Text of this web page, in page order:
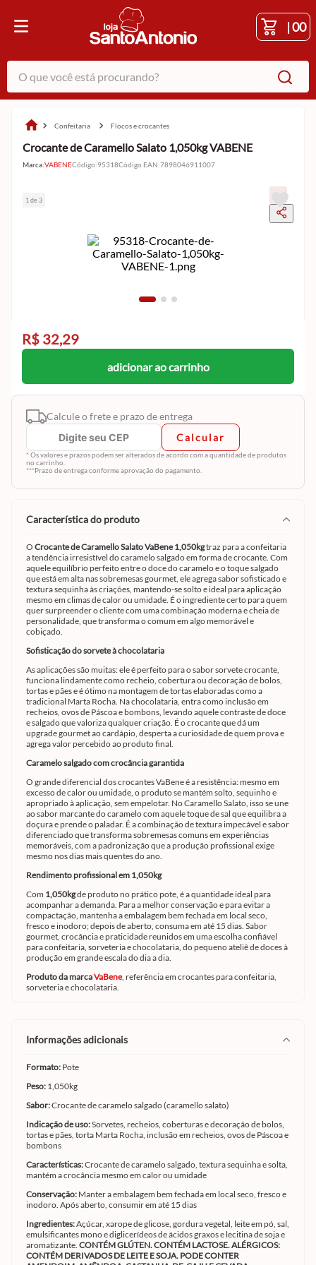
|00
O que você está procurando?
confeitaria flocos e crocantes
Crocante de Caramello Salato 1,050kg VABENE
Marca:VABENECódigo:95318Código EAN:7898046911007
1 de 3
R$ 32,29
adicionar ao carrinho
Calcule o frete e prazo de entrega
Calcular
* Os valores e prazos podem ser alterados de acordo com a quantidade de produtos
no carrinho.
***Prazo de entrega conforme aprovação do pagamento.
característica do produto
O Crocante de Caramello Salato VaBene 1,050kgtraz para a confeitaria
a tendência irresistível do caramelo salgado em forma de crocante. Com
aquele equilíbrio perfeito entre o doce do caramelo e o toque salgado
que está em alta nas sobremesas gourmet, ele agrega sabor sofisticado e
textura sequinha às criações, mantendo-se solto e ideal para aplicação
mesmo em climas de calor ou umidade. É o ingrediente certo para quem
quer surpreender o cliente com uma combinação moderna e cheia de
personalidade, que transforma o comum em algo memorável e
cobiçado.
Sofisticação do sorvete à chocolataria
As aplicações são muitas: ele é perfeito para o sabor sorvete crocante,
funciona lindamente como recheio, cobertura ou decoração de bolos,
tortas e pães e é ótimo na montagem de tortas elaboradas como a
tradicional Marta Rocha. Na chocolataria, entra como inclusão em
recheios, ovos de Páscoa e bombons, levando aquele contraste de doce
e salgado que valoriza qualquer criação. É o crocante que dá um
upgrade gourmet ao cardápio, desperta a curiosidade de quem prova e
agrega valor percebido ao produto final.
Caramelo salgado com crocância garantida
O grande diferencial dos crocantes VaBene é a resistência: mesmo em
excesso de calor ou umidade, o produto se mantém solto, sequinho e
apropriado à aplicação, sem empelotar. No Caramello Salato, isso se une
ao sabor marcante do caramelo com aquele toque de sal que equilibra a
doçura e prende o paladar. É a combinação de textura impecável e sabor
diferenciado que transforma sobremesas comuns em experiências
memoráveis, com a padronização que a produção profissional exige
mesmo nos dias mais quentes do ano.
Rendimento profissional em 1,050kg
Com 1,050kgde produto no prático pote, é a quantidade ideal para
acompanhar a demanda. Para a melhor conservação e para evitar a
compactação, mantenha a embalagem bem fechada em local seco,
fresco e inodoro; depois de aberto, consuma em até 15 dias. Sabor
gourmet, crocância e praticidade reunidos em uma escolha confiável
para confeitaria, sorveteria e chocolataria, do pequeno ateliê de doces à
produção em grande escala do dia a dia.
Produto da marcaVaBene, referência em crocantes para confeitaria,
sorveteria e chocolataria.
informações adicionais
Formato: Pote
Peso: 1,050kg
Sabor:Crocante de caramelo salgado (caramello salato)
Indicação de uso:Sorvetes, recheios, coberturas e decoração de bolos,
tortas e pães, torta Marta Rocha, inclusão em recheios, ovos de Páscoa e
bombons
Características:Crocante de caramelo salgado, textura sequinha e solta,
mantém a crocância mesmo em calor ou umidade
Conservação: Manter a embalagem bem fechada em local seco, fresco e
inodoro. Após aberto, consumir em até 15 dias
Ingredientes:Açúcar, xarope de glicose, gordura vegetal, leite em pó, sal,
emulsificantes mono e diglicerídeos de ácidos graxos e lecitina de soja e
aromatizante. CONTÉM GLÚTEN. CONTÉM LACTOSE. ALÉRGICOS:
CONTÉM DERIVADOS DE LEITE E SOJA. PODE CONTER